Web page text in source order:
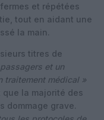
et répétées
tout en aidant une
la main.
titres de
et un
traitement médical »
que la majorité des
dommage grave.